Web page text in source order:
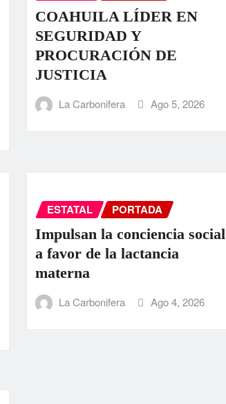
COAHUILA LÍDER EN
SEGURIDAD Y
PROCURACIÓN DE
JUSTICIA
La Carbonifera Ago 5, 2026
ESTATAL PORTADA
Impulsan la conciencia social
a favor de la lactancia
materna
La Carbonifera Ago 4, 2026